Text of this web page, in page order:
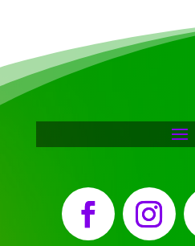
Facebook Instagram X